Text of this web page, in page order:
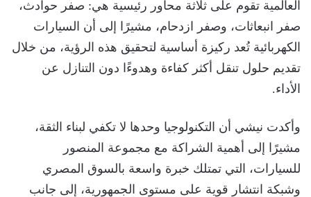
العالمية تقوم على ثلاثة محاور رئيسية هي: صفر حوادث،
صفر انبعاثات، وصفر ازدحام، مشيرًا إلى أن السيارات
الكهربائية تُعد ركيزة أساسية لتحقيق هذه الرؤية، من خلال
تقديم حلول تنقل أكثر كفاءة وهدوءًا دون التنازل عن
الأداء.
وأكدت نيشي أن التكنولوجيا وحدها لا تكفي لبناء الثقة،
مشيرًا إلى أهمية الشراكة مع مجموعة المنصور
للسيارات، التي تمتلك خبرة واسعة بالسوق المصري
وشبكة انتشار قوية على مستوى الجمهورية، إلى جانب